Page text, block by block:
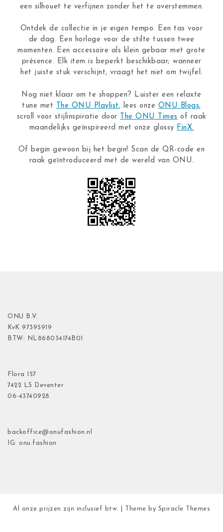
een silhouet te verfijnen zonder het te overstemmen.
Ontdek de collectie in je eigen tempo. Een tas voor
de dag. Een horloge voor de stilte tussen twee
momenten. Een accessoire als klein gebaar met grote
présence. Elk item is beperkt beschikbaar; wanneer
het juiste stuk verschijnt, vraagt het niet om twijfel.
Nog niet klaar om te shoppen? Luister een relaxte
tune met
The ONU Playlist , lees onze ONU Blogs,
scroll voor stijlinspiratie door
The ONU Times of raak
maandelijks geïnspireerd met onze glossy FinX.
Of begin gewoon bij het begin! Scan de QR-code en
raak geïntroduceerd met de wereld van ONU.
ONU B.V.
KvK 97395919
BTW: NL868034174B01
Flora 157
7422 LS Deventer
06-43740928
backoffice@onufashion.nl
IG: onu.fashion
Al onze prijzen zijn inclusief btw. | Theme by Spiracle Themes